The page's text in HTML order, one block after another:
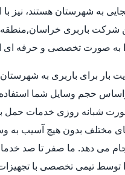
به شهرستان هستند، نیز با
شرکت باربری
به صورت تخصصی و حرفه ای
بار برای باربری به
حجم وسایل شما
شبانه روزی خدمات حمل
مختلف بدون هیچ آسیب به
می دهد. ما صفر تا صد
تیمی تخصصی با تجهیزات